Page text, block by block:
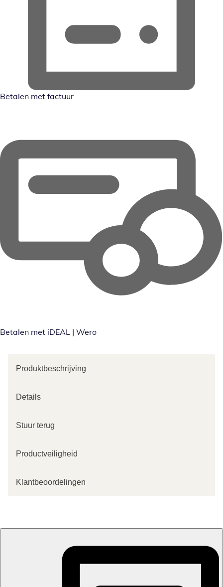
Betalen met factuur
Betalen met iDEAL | Wero
Produktbeschrijving
Details
Stuur terug
Productveiligheid
Klantbeoordelingen